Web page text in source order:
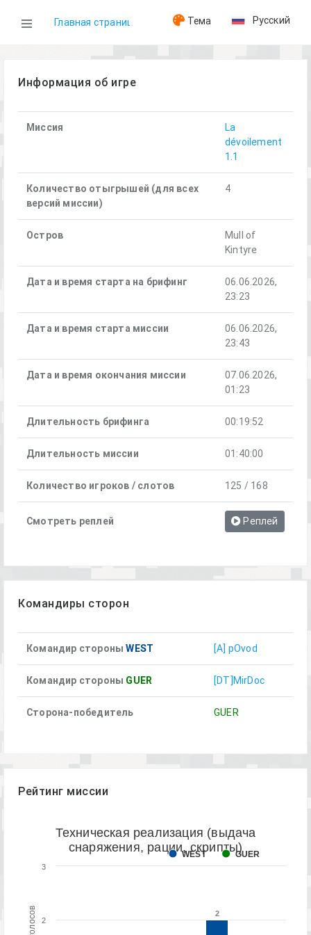
Главная страница
Игры
Тема Русский
Информация об игре
Миссия
La
dévoilement
1.1
Количество отыгрышей (для всех
версий миссии)
4
Остров
Mull of
Kintyre
Дата и время старта на брифинг
06.06.2026,
23:23
Дата и время старта миссии
06.06.2026,
23:43
Дата и время окончания миссии
07.06.2026,
01:23
Длительность брифинга 00:19:52
Длительность миссии 01:40:00
Количество игроков / слотов 125 / 168
Смотреть реплей Реплей
Командиры сторон
Командир стороныWEST [A] pOvod
Командир стороны GUER [DT]MirDoc
Сторона-победитель GUER
Рейтинг миссии
Техническая реализация (выдача
снаряжения, рации, скрипты)
2
2
WEST GUER
2
3